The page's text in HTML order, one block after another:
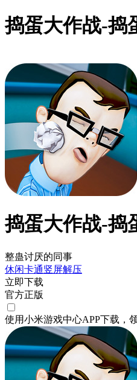
捣蛋大作战-捣
捣蛋大作战-捣
整蛊讨厌的同事
休闲卡通竖屏解压
立即下载
官方正版
使用小米游戏中心APP下载 ，